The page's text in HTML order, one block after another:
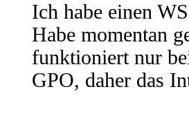
Ich habe einen
Habe momentan
funktioniert nur
GPO, daher das